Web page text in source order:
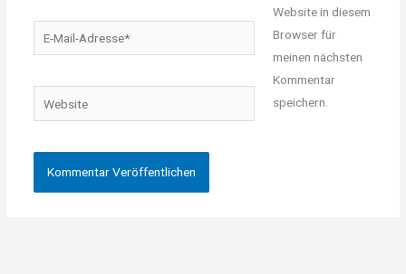
Mail-
Website
Website in diesem
Browser für
meinen nächsten
Kommentar
speichern.